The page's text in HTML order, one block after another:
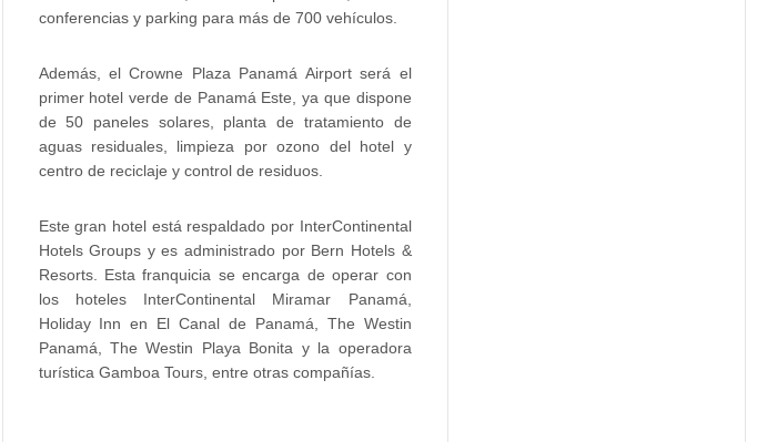
conferencias y parking para más de 700 vehículos.
Además, el Crowne Plaza Panamá Airport será el
primer hotel verde de Panamá Este, ya que dispone
de 50 paneles solares, planta de tratamiento de
aguas residuales, limpieza por ozono del hotel y
centro de reciclaje y control de residuos.
Este gran hotel está respaldado por InterContinental
Hotels Groups y es administrado por Bern Hotels &
Resorts. Esta franquicia se encarga de operar con
los hoteles InterContinental Miramar Panamá,
Holiday Inn en El Canal de Panamá, The Westin
Panamá, The Westin Playa Bonita y la operadora
turística Gamboa Tours, entre otras compañías.